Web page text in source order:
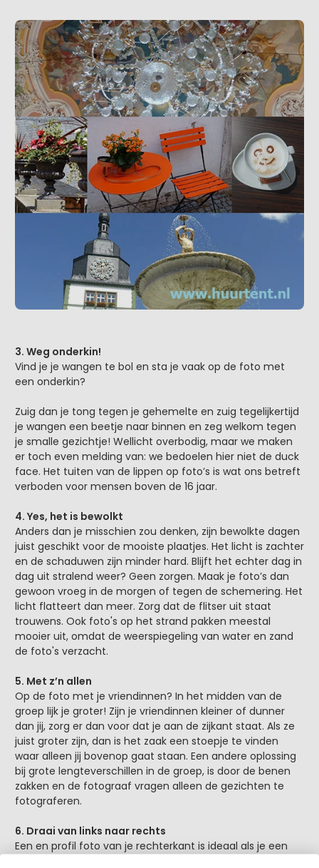
3. Weg onderkin!
Vind je je wangen te bol en sta je vaak op de foto met
een onderkin?
Zuig dan je tong tegen je gehemelte en zuig tegelijkertijd
je wangen een beetje naar binnen en zeg welkom tegen
je smalle gezichtje! Wellicht overbodig, maar we maken
er toch even melding van: we bedoelen hier niet de duck
face. Het tuiten van de lippen op foto’s is wat ons betreft
verboden voor mensen boven de 16 jaar.
4. Yes, het is bewolkt
Anders dan je misschien zou denken, zijn bewolkte dagen
juist geschikt voor de mooiste plaatjes. Het licht is zachter
en de schaduwen zijn minder hard. Blijft het echter dag in
dag uit stralend weer? Geen zorgen. Maak je foto’s dan
gewoon vroeg in de morgen of tegen de schemering. Het
licht flatteert dan meer. Zorg dat de flitser uit staat
trouwens. Ook foto's op het strand pakken meestal
mooier uit, omdat de weerspiegeling van water en zand
de foto's verzacht.
5. Met z’n allen
Op de foto met je vriendinnen? In het midden van de
groep lijk je groter! Zijn je vriendinnen kleiner of dunner
dan jij, zorg er dan voor dat je aan de zijkant staat. Als ze
juist groter zijn, dan is het zaak een stoepje te vinden
waar alleen jij bovenop gaat staan. Een andere oplossing
bij grote lengteverschillen in de groep, is door de benen
zakken en de fotograaf vragen alleen de gezichten te
fotograferen.
6. Draai van links naar rechts
Een en profil foto van je rechterkant is ideaal als je een